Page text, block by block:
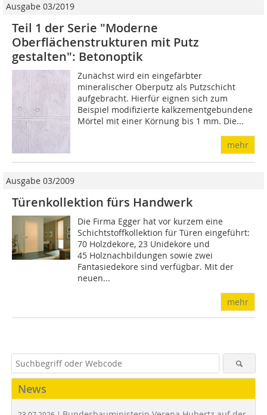
Ausgabe 03/2019
Teil 1 der Serie "Moderne
Oberflächenstrukturen mit Putz
gestalten": Betonoptik
Zunächst wird ein eingefärbter
mineralischer Oberputz als Putzschicht
aufgebracht. Hierfür eignen sich zum
Beispiel modifizierte kalkzementgebundene
Mörtel mit einer Körnung bis 1 mm. Die...
mehr
Ausgabe 03/2009
Türenkollektion fürs Handwerk
Die Firma Egger hat vor kurzem eine
Schichtstoffkollektion für Türen eingeführt:
70 Holzdekore, 23 Unidekore und
45 Holznachbildungen sowie zwei
Fantasiedekore sind verfügbar. Mit der
neuen...
mehr
News